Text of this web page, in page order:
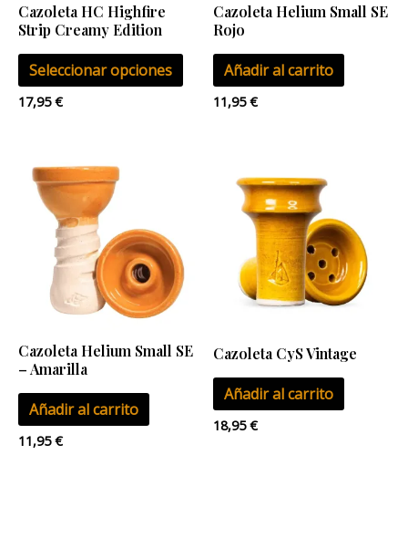
Cazoleta HC Highfire
Strip Creamy Edition
Seleccionar opciones
pueden
17,95€
Cazoleta Helium Small SE
Rojo
Añadir al carrito
11,95€
Cazoleta Helium Small SE
– Amarilla
Añadir al carrito
11,95€
Cazoleta CyS Vintage
Añadir al carrito
18,95€